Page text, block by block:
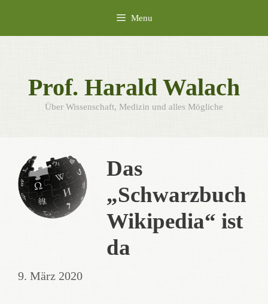
content
Menu
Prof. Harald Walach
Über Wissenschaft, Medizin und alles Mögliche
Das
„Schwarzbuch
Wikipedia“ ist
da
9. März 2020